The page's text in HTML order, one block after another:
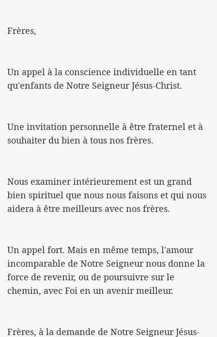
Frères,
Un appel à la conscience individuelle en tant
qu'enfants de Notre Seigneur Jésus-Christ.
Une invitation personnelle à être fraternel et à
souhaiter du bien à tous nos frères.
Nous examiner intérieurement est un grand
bien spirituel que nous nous faisons et qui nous
aidera à être meilleurs avec nos frères.
Un appel fort. Mais en même temps, l'amour
incomparable de Notre Seigneur nous donne la
force de revenir, ou de poursuivre sur le
chemin, avec Foi en un avenir meilleur.
Frères, à la demande de Notre Seigneur Jésus-